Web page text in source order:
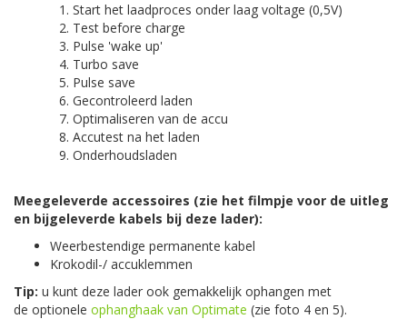
Start het laadproces onder laag voltage (0,5V)
Test before charge
Pulse 'wake up'
Turbo save
Pulse save
Gecontroleerd laden
Optimaliseren van de accu
Accutest na het laden
Onderhoudsladen
Meegeleverde accessoires (zie het filmpje voor de uitleg
en bijgeleverde kabels bij deze lader):
Weerbestendige permanente kabel
Krokodil-/ accuklemmen
Tip: u kunt deze lader ook gemakkelijk ophangen met
de optionele ophanghaak van Optimate (zie foto 4 en 5).